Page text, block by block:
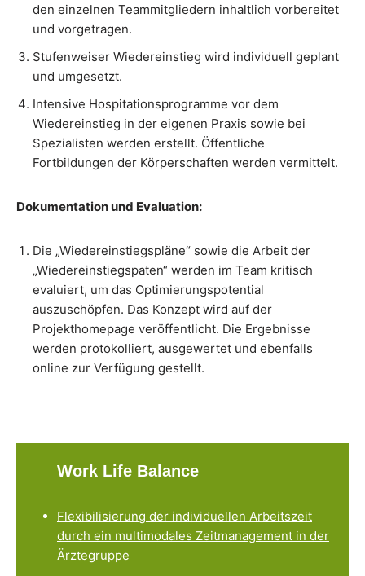
den einzelnen Teammitgliedern inhaltlich vorbereitet
und vorgetragen.
Stufenweiser Wiedereinstieg wird individuell geplant
und umgesetzt.
Intensive Hospitationsprogramme vor dem
Wiedereinstieg in der eigenen Praxis sowie bei
Spezialisten werden erstellt. Öffentliche
Fortbildungen der Körperschaften werden vermittelt.
Dokumentation und Evaluation:
Die „Wiedereinstiegspläne“ sowie die Arbeit der
„Wiedereinstiegspaten“ werden im Team kritisch
evaluiert, um das Optimierungspotential
auszuschöpfen. Das Konzept wird auf der
Projekthomepage veröffentlicht. Die Ergebnisse
werden protokolliert, ausgewertet und ebenfalls
online zur Verfügung gestellt.
Work Life Balance
Flexibilisierung der individuellen Arbeitszeit
durch ein multimodales Zeitmanagement in der
Ärztegruppe